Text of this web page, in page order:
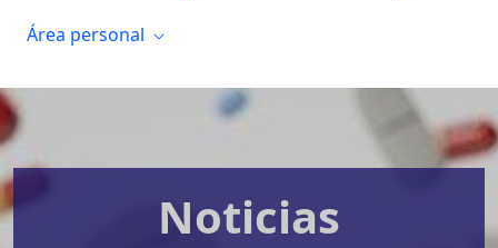
Área personal
Noticias